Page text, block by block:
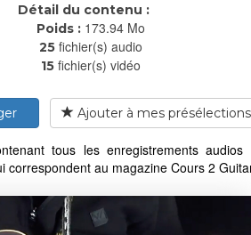
Détail du contenu :
Poids : 173.94 Mo
25 fichier(s) audio
15 fichier(s) vidéo
Ajouter à mes présélections
tous les enregistrements audios
correspondent au magazine Cours 2